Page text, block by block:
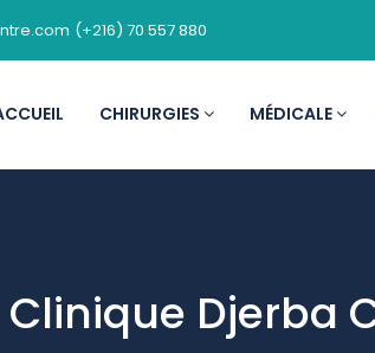
(+216) 70 557 880
CHIRURGIES MÉDICALE
Djerba